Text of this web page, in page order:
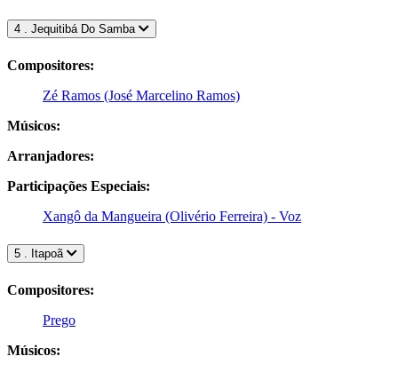
4 . Jequitibá Do Samba
Compositores:
Zé Ramos (José Marcelino Ramos)
Músicos:
Arranjadores:
Participações Especiais:
Xangô da Mangueira (Olivério Ferreira) - Voz
5 . Itapoã
Compositores:
Prego
Músicos: